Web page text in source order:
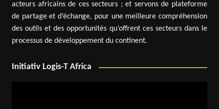
acteurs africains de ces secteurs ; et servons de plateforme
de partage et d’échange, pour une meilleure compréhension
des outils et des opportunités qu’offrent ces secteurs dans le
processus de développement du continent.
Initiativ Logis-T Africa